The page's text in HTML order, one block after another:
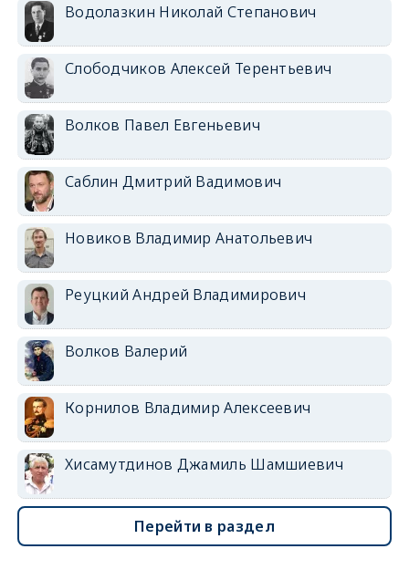
Водолазкин Николай Степанович
Слободчиков Алексей Терентьевич
Волков Павел Евгеньевич
Саблин Дмитрий Вадимович
Новиков Владимир Анатольевич
Реуцкий Андрей Владимирович
Волков Валерий
Корнилов Владимир Алексеевич
Хисамутдинов Джамиль Шамшиевич
Перейти в раздел